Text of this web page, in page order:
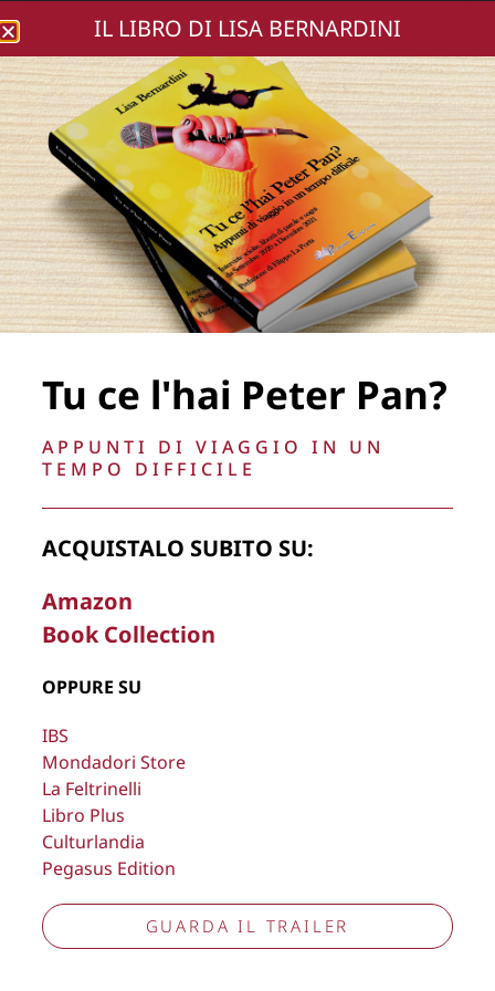
Lisa Bernardini
Uno-dei-momenti-
della-serata
La Direzione stabilisce insindacabilmente di inserire,
rimuovere, oscurare, modificare, immagini e testi del sito, a
Aggiorna preferenze tracciamento
IL LIBRO DI LISA BERNARDINI
Tu ce l'hai Peter Pan?
APPUNTI DI VIAGGIO IN UN
TEMPO DIFFICILE
ACQUISTALO SUBITO SU:
Amazon
Book Collection
OPPURE SU
IBS
Mondadori Store
La Feltrinelli
Libro Plus
Culturlandia
Pegasus Edition
GUARDA IL TRAILER